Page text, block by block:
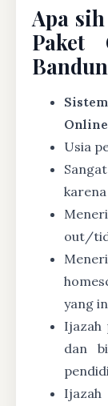
Apa
Paket
Usia
out/
yang
Ijazah
dan